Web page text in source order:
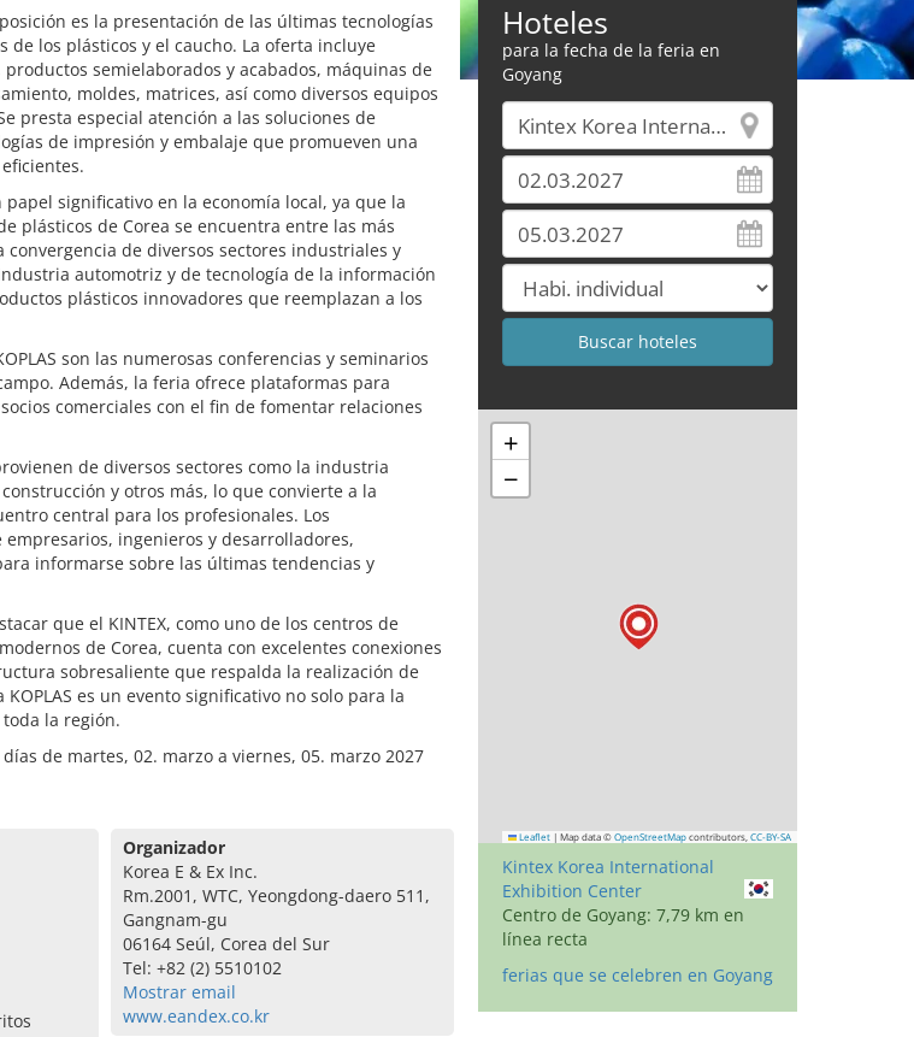
es la presentación de las últimas tecnologías
de los plásticos y el caucho. La oferta incluye
semielaborados y acabados, máquinas de
moldes, matrices, así como diversos equipos
presta especial atención a las soluciones de
de impresión y embalaje que promueven una
significativo en la economía local, ya que la
plásticos de Corea se encuentra entre las más
convergencia de diversos sectores industriales y
automotriz y de tecnología de la información
plásticos innovadores que reemplazan a los
son las numerosas conferencias y seminarios
Además, la feria ofrece plataformas para
comerciales con el fin de fomentar relaciones
de diversos sectores como la industria
y otros más, lo que convierte a la
central para los profesionales. Los
ingenieros y desarrolladores,
informarse sobre las últimas tendencias y
que el KINTEX, como uno de los centros de
de Corea, cuenta con excelentes conexiones
sobresaliente que respalda la realización de
es un evento significativo no solo para la
la región.
de martes, 02. marzo a viernes, 05. marzo 2027
Organizador
Korea E & Ex Inc.
Rm.2001, WTC, Yeongdong-daero 511,
Gangnam-gu
06164 Seúl, Corea del Sur
Tel: +82 (2) 5510102
Mostrar email
www.eandex.co.kr
Hoteles
para la fecha de la feria en
Goyang
+
−
Leaflet | Map data © OpenStreetMap contributors, CC-BY-SA
Kintex Korea International
Exhibition Center
Centro de Goyang: 7,79 km en
línea recta
ferias que se celebren en Goyang